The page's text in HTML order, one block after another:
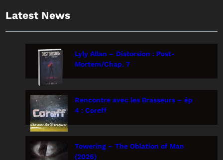
Latest News
Lyly Allan – Distorsion : Post-
Mortem/Chap. 7
Rencontre avec les Brasseurs – ép
4 : Coreff
Towering – The Oblation of Man
(2026)